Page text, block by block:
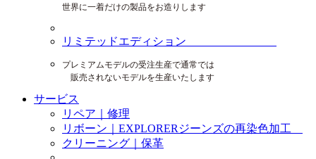
世界に一着だけの製品をお造りします
リミテッドエディション
プレミアムモデルの受注生産で通常では
販売されないモデルを生産いたします
サービス
リペア｜修理
リボーン｜EXPLORERジーンズの再染色加工
クリーニング｜保革